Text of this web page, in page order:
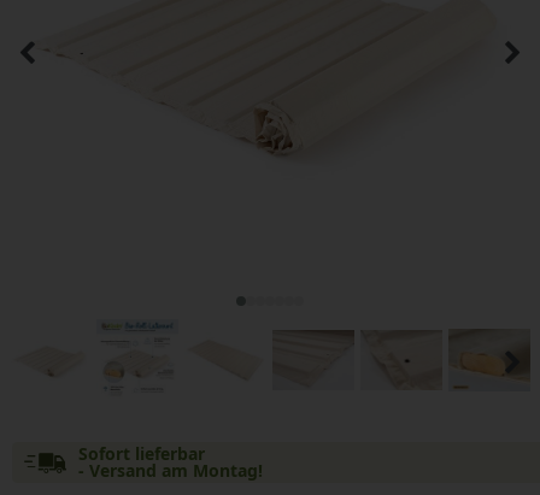
Sofort lieferbar
- Versand am Montag!